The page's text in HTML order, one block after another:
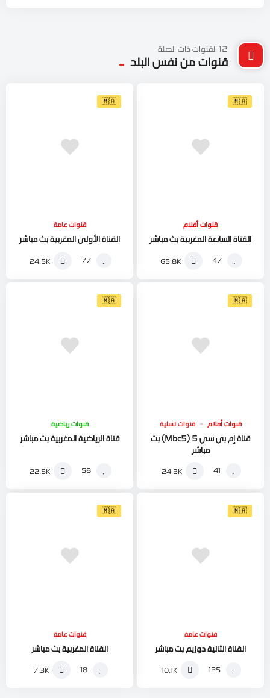
12 القنوات ذات الصلة
قنوات من نفس البلد
🇲🇦
قنوات أفلام
القناة السابعة المغربية بث مباشر
47
65.8K
🇲🇦
قنوات عامة
القناة الأولى المغربية بث مباشر
77
24.5K
🇲🇦
قنوات أفلام قنوات تسلية
قناة إم بي سي 5 (Mbc5) بث
مباشر
41
24.3K
🇲🇦
قنوات رياضية
قناة الرياضية المغربية بث مباشر
58
22.5K
🇲🇦
قنوات عامة
القناة الثانية دوزيم بث مباشر
125
10.1K
🇲🇦
قنوات عامة
القناة المغربية بث مباشر
18
7.3K